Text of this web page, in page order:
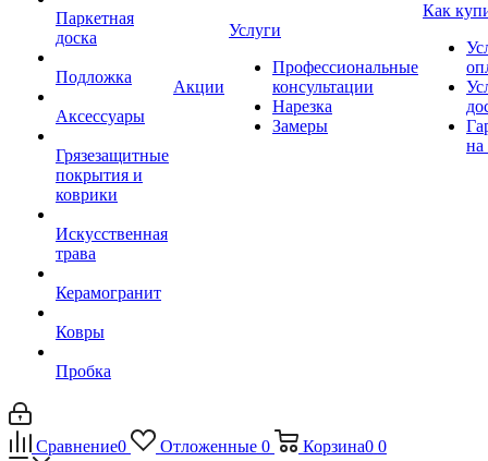
Паркетная
доска
Подложка
Аксессуары
Грязезащитные
покрытия и
коврики
Искусственная
трава
Керамогранит
Ковры
Пробка
Акции
Услуги
Профессиональные
консультации
Нарезка
Замеры
Как
на
Сравнение0 Отложенные 0 Корзина0 0